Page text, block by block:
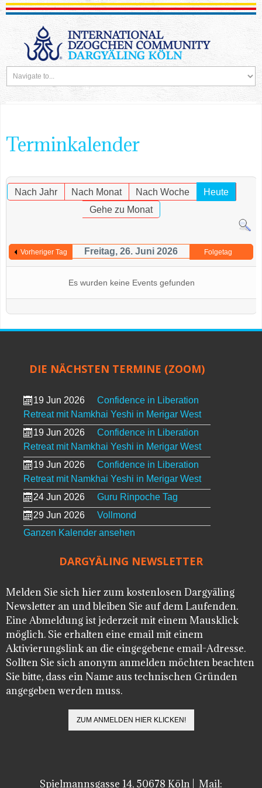
Terminkalender
Nach Jahr Nach Monat Nach Woche
Heute
Gehe zu Monat
Vorheriger Tag Freitag, 26. Juni 2026 Folgetag
Es wurden keine Events gefunden
DIE NÄCHSTEN TERMINE (ZOOM)
19 Jun 2026
Confidence in Liberation
Retreat mit Namkhai Yeshi in Merigar West
19 Jun 2026
Confidence in Liberation
Retreat mit Namkhai Yeshi in Merigar West
19 Jun 2026
Confidence in Liberation
Retreat mit Namkhai Yeshi in Merigar West
24 Jun 2026
Guru Rinpoche Tag
29 Jun 2026
Vollmond
Ganzen Kalender ansehen
DARGYÄLING NEWSLETTER
Melden Sie sich hier zum kostenlosen Dargyäling
Newsletter an und bleiben Sie auf dem Laufenden.
Eine Abmeldung ist jederzeit mit einem Mausklick
möglich. Sie erhalten eine email mit einem
Aktivierungslink an die eingegebene email-Adresse.
Sollten Sie sich anonym anmelden möchten beachten
Sie bitte, dass ein Name aus technischen Gründen
angegeben werden muss.
Spielmannsgasse 14, 50678 Köln | Mail: